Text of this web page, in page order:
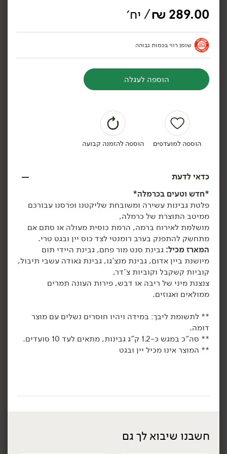
289.00
₪/ יח׳
מגש גבינות לאירוח
הוספה לסל
יח׳
289.00
₪/ יח׳
מגש גבינות טבעוניות
יח׳
259.00
₪/ יח׳
מגש פירות חתוכים
189.00
₪/ יח׳
מגש ירקות חתוכים
ומטבלים
ישראל
מגש ירוקים למנגל
289.00
₪/ יח׳
שומן רווי בכמות גבוהה
הוספה לעגלה
הוספה למועדפים הוספה להזמנה קבועה
כדאי לדעת
*חדש וטעים בכרמלה*
פלטת גבינות עשירה ומשובחת שליקטנו ופרסנו עבורכם
ממיטב התוצרת של כרמלה,
מושלמת לאירוח ברמה, הרמת כוסית מעולה או סתם אם
מתחשק להתפנק בערב רומנטי לצד כוס יין ובגט טרי.
המארז מכיל: גבינת סנט מור פחם, גבינת היידי תום
מיושנת ביין אדום, גבינת מנצ'גו, גבינת גאודה עשבי תיבול,
קוביות קשקבל וקוביות צ'דר,
צנצנת מיני של ריבה או דבש, פירות העונה תמרים
ממולאים ואגוזים.
** לתשומת ליבך: במידה ויהיו חוסרים נשלים עם מוצר
דומה.
** סה"כ במגש כ-1.2 ק"ג גבינות, מתאים לעד 10 סועדים.
** המוצר אינו מכיל יין ובגט
חשבנו שיבוא לך גם